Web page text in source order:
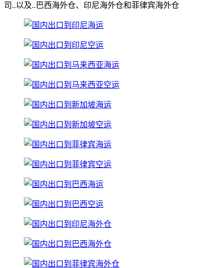
司..以及..巴西海外仓、印尼海外仓和菲律宾海外仓